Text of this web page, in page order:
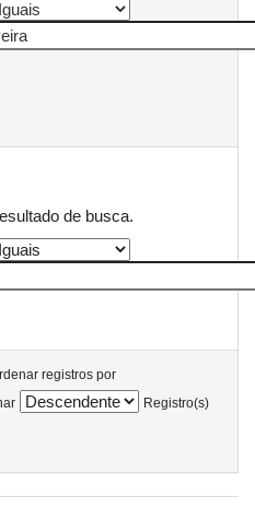
de busca.
registros por
Registro(s)